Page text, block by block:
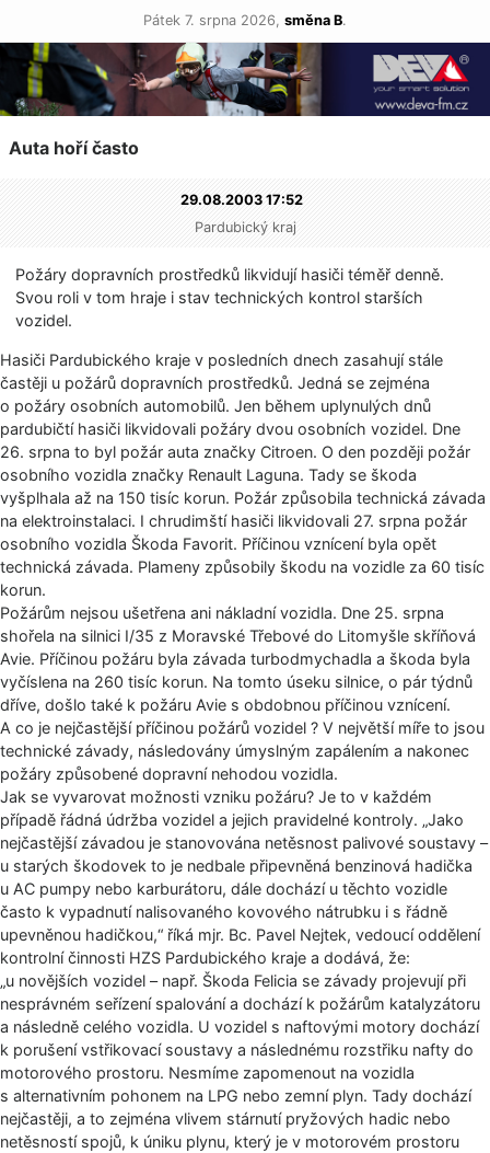
Pátek 7. srpna 2026, směna B.
Auta hoří často
29.08.2003 17:52
Pardubický kraj
Požáry dopravních prostředků likvidují hasiči téměř denně.
Svou roli v tom hraje i stav technických kontrol starších
vozidel.
Hasiči Pardubického kraje v posledních dnech zasahují stále
častěji u požárů dopravních prostředků. Jedná se zejména
o požáry osobních automobilů. Jen během uplynulých dnů
pardubičtí hasiči likvidovali požáry dvou osobních vozidel. Dne
26. srpna to byl požár auta značky Citroen. O den později požár
osobního vozidla značky Renault Laguna. Tady se škoda
vyšplhala až na 150 tisíc korun. Požár způsobila technická závada
na elektroinstalaci. I chrudimští hasiči likvidovali 27. srpna požár
osobního vozidla Škoda Favorit. Příčinou vznícení byla opět
technická závada. Plameny způsobily škodu na vozidle za 60 tisíc
korun.
Požárům nejsou ušetřena ani nákladní vozidla. Dne 25. srpna
shořela na silnici I/35 z Moravské Třebové do Litomyšle skříňová
Avie. Příčinou požáru byla závada turbodmychadla a škoda byla
vyčíslena na 260 tisíc korun. Na tomto úseku silnice, o pár týdnů
dříve, došlo také k požáru Avie s obdobnou příčinou vznícení.
A co je nejčastější příčinou požárů vozidel ? V největší míře to jsou
technické závady, následovány úmyslným zapálením a nakonec
požáry způsobené dopravní nehodou vozidla.
Jak se vyvarovat možnosti vzniku požáru? Je to v každém
případě řádná údržba vozidel a jejich pravidelné kontroly. „Jako
nejčastější závadou je stanovována netěsnost palivové soustavy –
u starých škodovek to je nedbale připevněná benzinová hadička
u AC pumpy nebo karburátoru, dále dochází u těchto vozidle
často k vypadnutí nalisovaného kovového nátrubku i s řádně
upevněnou hadičkou,“ říká mjr. Bc. Pavel Nejtek, vedoucí oddělení
kontrolní činnosti HZS Pardubického kraje a dodává, že:
„u novějších vozidel – např. Škoda Felicia se závady projevují při
nesprávném seřízení spalování a dochází k požárům katalyzátoru
a následně celého vozidla. U vozidel s naftovými motory dochází
k porušení vstřikovací soustavy a následnému rozstřiku nafty do
motorového prostoru. Nesmíme zapomenout na vozidla
s alternativním pohonem na LPG nebo zemní plyn. Tady dochází
nejčastěji, a to zejména vlivem stárnutí pryžových hadic nebo
netěsností spojů, k úniku plynu, který je v motorovém prostoru